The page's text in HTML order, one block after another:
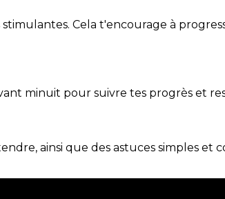
Cela t'encourage à
minuit pour suivre tes progrès et
ainsi que des astuces simples